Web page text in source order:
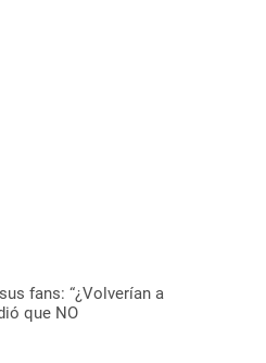
fans: “¿Volverían a
que NO